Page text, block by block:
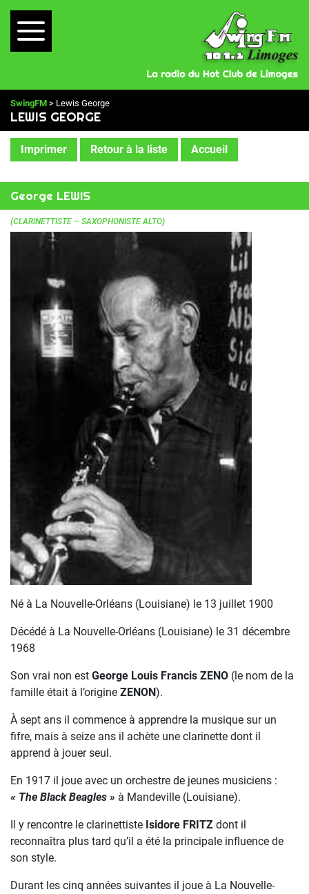
SwingFM > Lewis George
LEWIS GEORGE
Imprimer Retour à la liste Accueil
George LEWIS
(CLARINETTISTE – SAXOPHONISTE ALTO)
Né à La Nouvelle-Orléans (Louisiane) le 13 juillet 1900
Décédé à La Nouvelle-Orléans (Louisiane) le 31 décembre
1968
Son vrai non est George Louis Francis ZENO (le nom de la
famille était à l’origine ZENON).
À sept ans il commence à apprendre la musique sur un
fifre, mais à seize ans il achète une clarinette dont il
apprend à jouer seul.
En 1917 il joue avec un orchestre de jeunes musiciens :
« The Black Beagles » à Mandeville (Louisiane).
Il y rencontre le clarinettiste Isidore FRITZ dont il
reconnaîtra plus tard qu’il a été la principale influence de
son style.
Durant les cinq années suivantes il joue à La Nouvelle-